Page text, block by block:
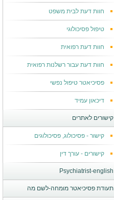
חוות דעת לבית משפט
טיפול פסיכולוגי
חוות דעת רפואית
חוות דעת עבור רשלנות רפואית
פסיכיאטר טיפול נפשי
דיכאון עמיד
קישורים לאתרים
קישור - פסיכולוג, פסיכולוגים
קישורים - עורך דין
Psychiatrist-english
תעודת פסיכיאטר מומחה-לשם מה